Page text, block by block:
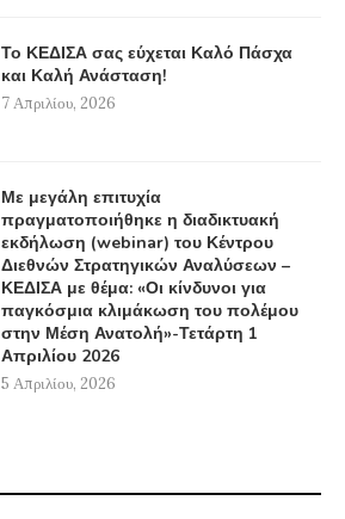
Το ΚΕΔΙΣΑ σας εύχεται Καλό Πάσχα
και Καλή Ανάσταση!
7 Απριλίου, 2026
Με μεγάλη επιτυχία
πραγματοποιήθηκε η διαδικτυακή
εκδήλωση (webinar) του Κέντρου
Διεθνών Στρατηγικών Αναλύσεων –
ΚΕΔΙΣΑ με θέμα: «Οι κίνδυνοι για
παγκόσμια κλιμάκωση του πολέμου
στην Μέση Ανατολή»-Τετάρτη 1
Απριλίου 2026
5 Απριλίου, 2026